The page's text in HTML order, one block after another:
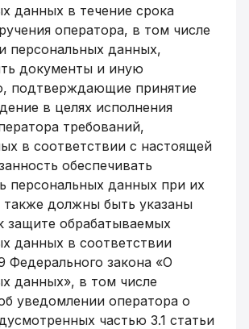
данных в течение срока
оператора, в том числе
персональных данных,
документы и иную
подтверждающие принятие
в целях исполнения
требований,
в соответствии с настоящей
обеспечивать
персональных данных при их
также должны быть указаны
защите обрабатываемых
данных в соответствии
Федерального закона «О
данных», в том числе
уведомлении оператора о
частью 3.1 статьи